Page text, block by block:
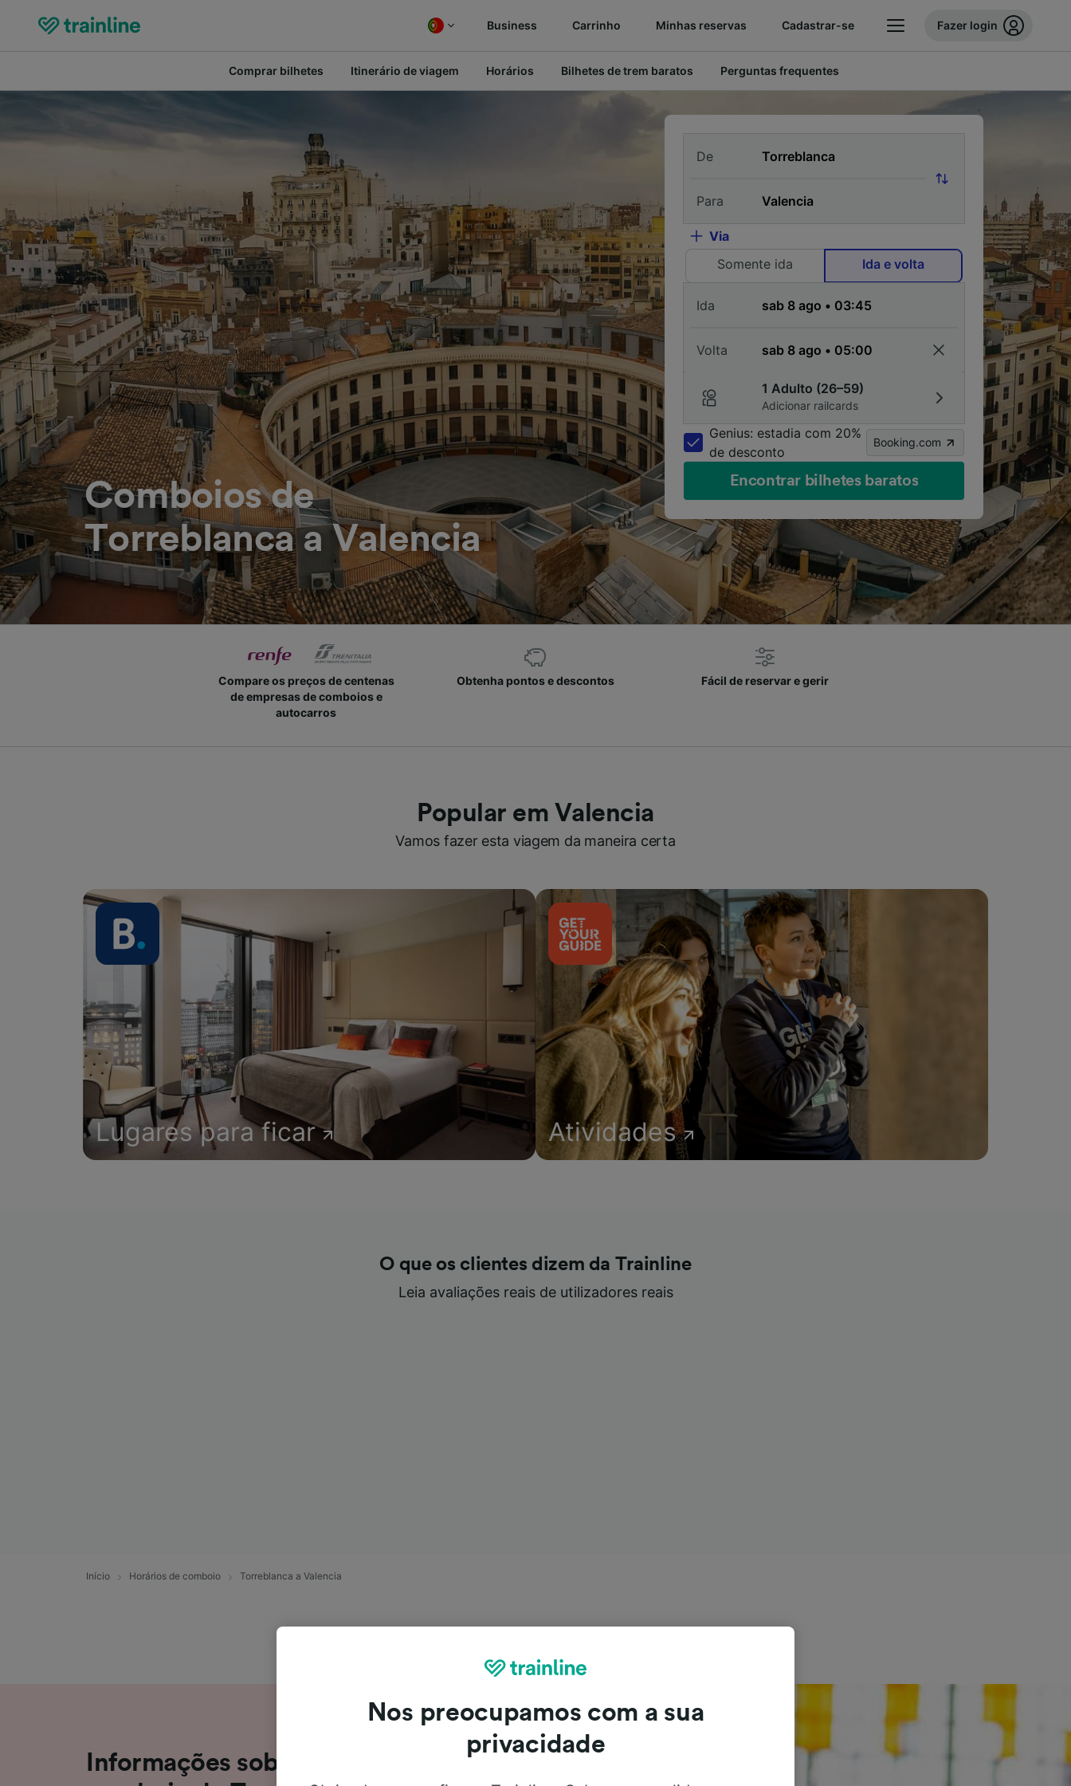
Business Carrinho Minhas reservas Cadastrar-se Fazer login
Comprar bilhetes Itinerário de viagem Horários Bilhetes de trem baratos Perguntas frequentes
Comboios de
Torreblanca a Valencia
De
Para
Via
Somente ida
Ida e volta
Ida
Volta
1 Adulto (26–59)
Adicionar railcards
Genius: estadia com 20%
de desconto
Booking.com
Encontrar bilhetes baratos
Compare os preços de centenas
de empresas de comboios e
autocarros
Obtenha pontos e descontos Fácil de reservar e gerir
Popular em Valencia
Vamos fazer esta viagem da maneira certa
Lugares para ficar Atividades
O que os clientes dizem da Trainline
Leia avaliações reais de utilizadores reais
Início Horários de comboio Torreblanca a Valencia
Informações sobre a viagem de
Nos preocupamos com a sua
privacidade